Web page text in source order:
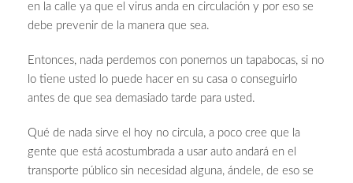
en la calle ya que el virus anda en circulación y por eso se
debe prevenir de la manera que sea.
Entonces, nada perdemos con ponernos un tapabocas, si no
lo tiene usted lo puede hacer en su casa o conseguirlo
antes de que sea demasiado tarde para usted.
Qué de nada sirve el hoy no circula, a poco cree que la
gente que está acostumbrada a usar auto andará en el
transporte público sin necesidad alguna, ándele, de eso se